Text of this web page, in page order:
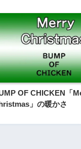
OF CHICKEN「
」の暖かさ